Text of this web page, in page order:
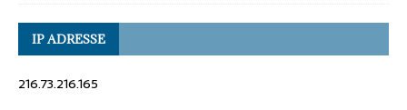
IP ADRESSE
216.73.216.165